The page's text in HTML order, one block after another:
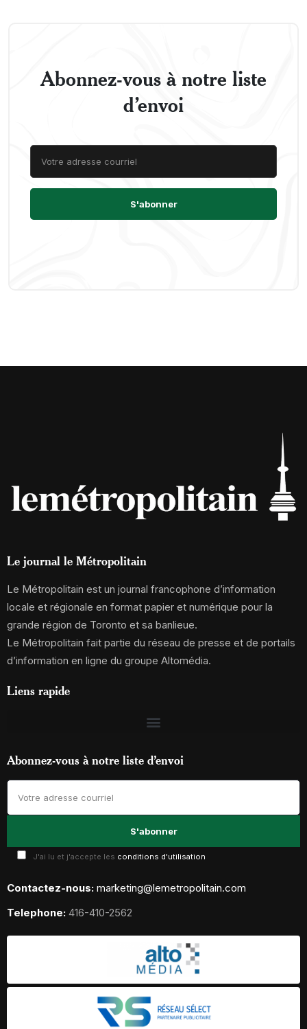
Abonnez-vous à notre liste
d’envoi
Le journal le Métropolitain
Le Métropolitain est un journal francophone d’information
locale et régionale en format papier et numérique pour la
grande région de Toronto et sa banlieue.
Le Métropolitain fait partie du réseau de presse et de portails
d’information en ligne du groupe Altomédia.
Liens rapide
Abonnez-vous à notre liste d’envoi
J'ai lu et j'accepte les conditions d'utilisation
Contactez-nous: marketing@lemetropolitain.com
Telephone: 416-410-2562